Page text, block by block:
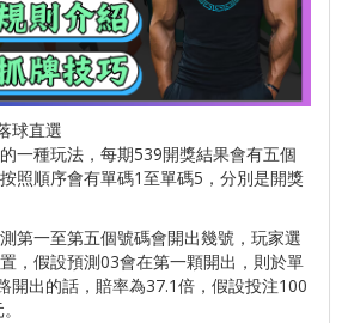
球直選
一種玩法，每期539開獎結果會有五個
照順序會有單碼1至單碼5，分別是開獎
第一至第五個號碼會開出幾號，玩家選
，假設預測03會在第一顆開出，則於單
開出的話，賠率為37.1倍，假設投注100